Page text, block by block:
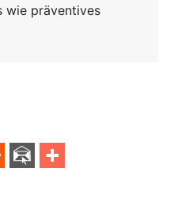
wie präventives